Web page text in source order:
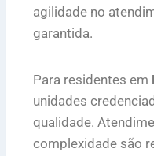
agilidade no
garantida.
Para residentes em
unidades
qualidade.
complexidade são